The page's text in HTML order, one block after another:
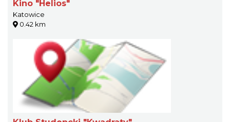
Kino "Helios"
Katowice
0.42 km